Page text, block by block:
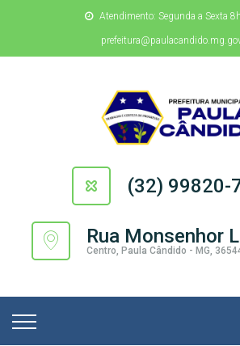
Atendimento: Segunda a Sexta
(32) 99820-
Rua Monsenhor
Centro, Paula Cândido - MG,